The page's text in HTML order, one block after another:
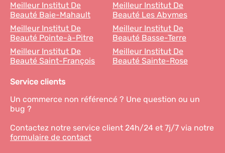
Meilleur Institut De
Beauté Baie-Mahault
Meilleur Institut De
Beauté Les Abymes
Meilleur Institut De
Beauté Pointe-à-Pitre
Meilleur Institut De
Beauté Basse-Terre
Meilleur Institut De
Beauté Saint-François
Meilleur Institut De
Beauté Sainte-Rose
Service clients
Un commerce non référencé ? Une question ou un
bug ?
Contactez notre service client 24h/24 et 7j/7 via notre
formulaire de contact